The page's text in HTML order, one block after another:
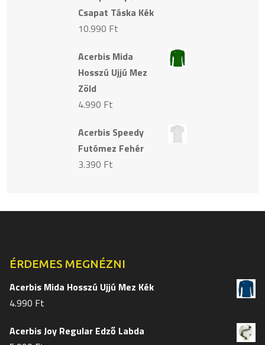
Csapat Táska Kék
10.990 Ft
Acerbis Mida
Hosszú Ujjú Mez
Zöld
4.990 Ft
Acerbis Speedy
Futómez Fehér
3.390 Ft
ÉRDEMES MEGNÉZNI
Acerbis Mida Hosszú Ujjú Mez Kék
4.990 Ft
Acerbis Joy Regular Edző Labda